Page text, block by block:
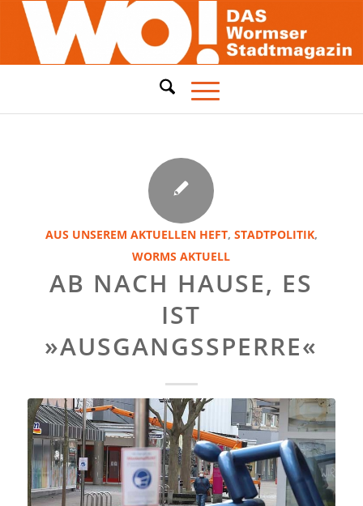
AUS UNSEREM AKTUELLEN HEFT, STADTPOLITIK,
WORMS AKTUELL
AB NACH HAUSE, ES
IST
»AUSGANGSSPERRE«